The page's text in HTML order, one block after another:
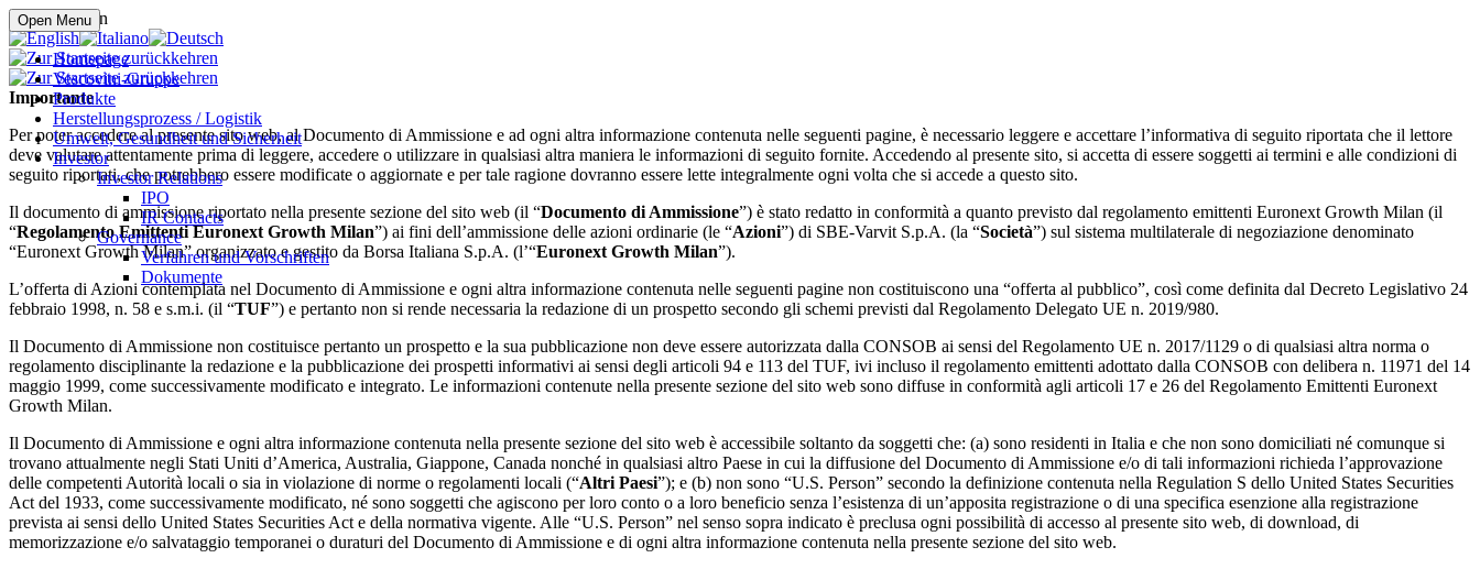
Open Menu
Homepage
Vescovini-Gruppe
Produkte
Herstellungsprozess / Logistik
Umwelt, Gesundheit und Sicherheit
Investor
Investor Relations
IPO
IR Contacts
Governance
Verfahren und Vorschriften
Dokumente
Online kaufen
Importante
Per poter accedere al presente sito web, al Documento di Ammissione e ad ogni altra informazione contenuta nelle seguenti pagine, è necessario leggere e accettare l’informativa di seguito riportata che il lettore
deve valutare attentamente prima di leggere, accedere o utilizzare in qualsiasi altra maniera le informazioni di seguito fornite. Accedendo al presente sito, si accetta di essere soggetti ai termini e alle condizioni di
seguito riportati, che potrebbero essere modificate o aggiornate e per tale ragione dovranno essere lette integralmente ogni volta che si accede a questo sito.
Il documento di ammissione riportato nella presente sezione del sito web (il “Documento di Ammissione”) è stato redatto in conformità a quanto previsto dal regolamento emittenti Euronext Growth Milan (il
“Regolamento Emittenti Euronext Growth Milan”) ai fini dell’ammissione delle azioni ordinarie (le “Azioni”) di SBE-Varvit S.p.A. (la “Società”) sul sistema multilaterale di negoziazione denominato
“Euronext Growth Milan” organizzato e gestito da Borsa Italiana S.p.A. (l’“Euronext Growth Milan”).
L’offerta di Azioni contemplata nel Documento di Ammissione e ogni altra informazione contenuta nelle seguenti pagine non costituiscono una “offerta al pubblico”, così come definita dal Decreto Legislativo 24
febbraio 1998, n. 58 e s.m.i. (il “TUF”) e pertanto non si rende necessaria la redazione di un prospetto secondo gli schemi previsti dal Regolamento Delegato UE n. 2019/980.
Il Documento di Ammissione non costituisce pertanto un prospetto e la sua pubblicazione non deve essere autorizzata dalla CONSOB ai sensi del Regolamento UE n. 2017/1129 o di qualsiasi altra norma o
regolamento disciplinante la redazione e la pubblicazione dei prospetti informativi ai sensi degli articoli 94 e 113 del TUF, ivi incluso il regolamento emittenti adottato dalla CONSOB con delibera n. 11971 del 14
maggio 1999, come successivamente modificato e integrato. Le informazioni contenute nella presente sezione del sito web sono diffuse in conformità agli articoli 17 e 26 del Regolamento Emittenti Euronext
Growth Milan.
Il Documento di Ammissione e ogni altra informazione contenuta nella presente sezione del sito web è accessibile soltanto da soggetti che: (a) sono residenti in Italia e che non sono domiciliati né comunque si
trovano attualmente negli Stati Uniti d’America, Australia, Giappone, Canada nonché in qualsiasi altro Paese in cui la diffusione del Documento di Ammissione e/o di tali informazioni richieda l’approvazione
delle competenti Autorità locali o sia in violazione di norme o regolamenti locali (“Altri Paesi”); e (b) non sono “U.S. Person” secondo la definizione contenuta nella Regulation S dello United States Securities
Act del 1933, come successivamente modificato, né sono soggetti che agiscono per loro conto o a loro beneficio senza l’esistenza di un’apposita registrazione o di una specifica esenzione alla registrazione
prevista ai sensi dello United States Securities Act e della normativa vigente. Alle “U.S. Person” nel senso sopra indicato è preclusa ogni possibilità di accesso al presente sito web, di download, di
memorizzazione e/o salvataggio temporanei o duraturi del Documento di Ammissione e di ogni altra informazione contenuta nella presente sezione del sito web.